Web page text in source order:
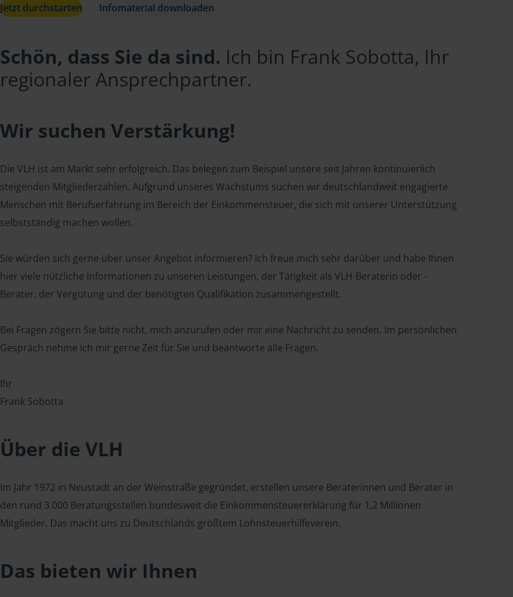
Jetzt durchstarten Infomaterial downloaden
Schön, dass Sie da sind. Ich bin Frank Sobotta, Ihr
regionaler Ansprechpartner.
Wir suchen Verstärkung!
Die VLH ist am Markt sehr erfolgreich. Das belegen zum Beispiel unsere seit Jahren kontinuierlich
steigenden Mitgliederzahlen. Aufgrund unseres Wachstums suchen wir deutschlandweit engagierte
Menschen mit Berufserfahrung im Bereich der Einkommensteuer, die sich mit unserer Unterstützung
selbstständig machen wollen.
Sie würden sich gerne über unser Angebot informieren? Ich freue mich sehr darüber und habe Ihnen
hier viele nützliche Informationen zu unseren Leistungen, der Tätigkeit als VLH-Beraterin oder -
Berater, der Vergütung und der benötigten Qualifikation zusammengestellt.
Bei Fragen zögern Sie bitte nicht, mich anzurufen oder mir eine Nachricht zu senden. Im persönlichen
Gespräch nehme ich mir gerne Zeit für Sie und beantworte alle Fragen.
Ihr
Frank Sobotta
Über die VLH
Im Jahr 1972 in Neustadt an der Weinstraße gegründet, erstellen unsere Beraterinnen und Berater in
den rund 3.000 Beratungsstellen bundesweit die Einkommensteuererklärung für 1,2 Millionen
Mitglieder. Das macht uns zu Deutschlands größtem Lohnsteuerhilfeverein.
Das bieten wir Ihnen